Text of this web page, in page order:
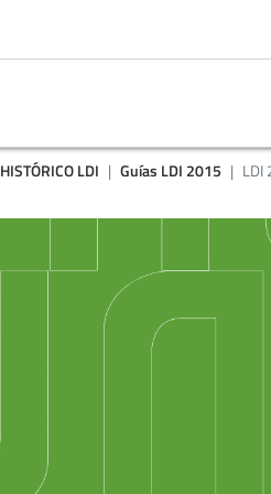
HISTÓRICO LDI Guías LDI 2015 LDI